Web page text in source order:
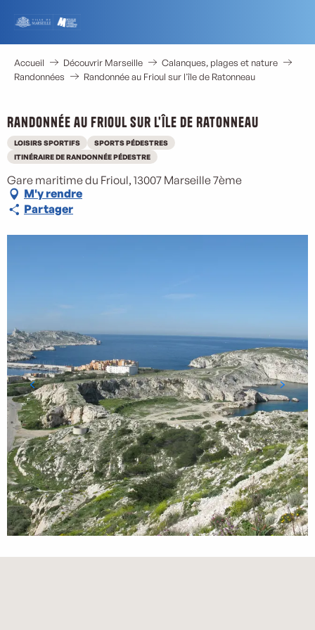
contenu
principal
Accueil Découvrir Marseille
Calanques, plages et nature
Randonnées
Randonnée au Frioul sur l'île de Ratonneau
Randonnée au Frioul sur l'île de Ratonneau
LOISIRS SPORTIFS
SPORTS PÉDESTRES
ITINÉRAIRE DE RANDONNÉE PÉDESTRE
Gare maritime du Frioul, 13007 Marseille 7ème
M'y rendre
Partager